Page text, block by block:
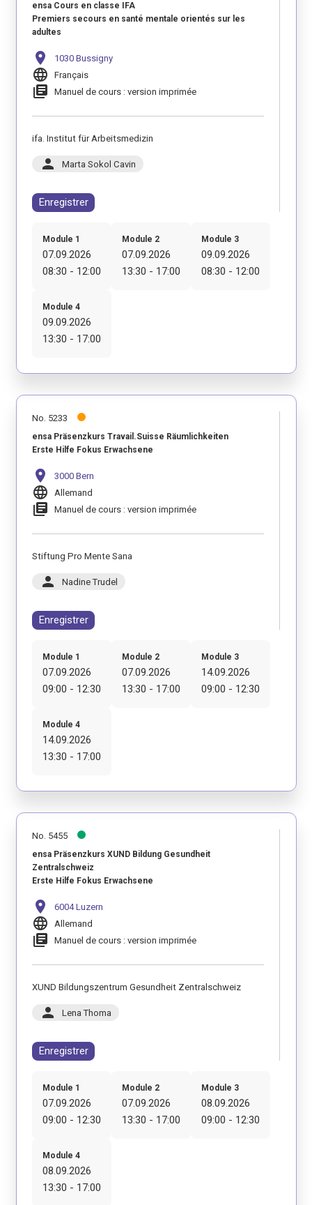
ensa Cours en classe IFA
Premiers secours en santé mentale orientés sur les
adultes
location_on 1030 Bussigny
language Français
library_books Manuel de cours : version imprimée
ifa. Institut für Arbeitsmedizin
person Marta Sokol Cavin
Enregistrer
Module 1
07.09.2026
08:30 - 12:00
Module 2
07.09.2026
13:30 - 17:00
Module 3
09.09.2026
08:30 - 12:00
Module 4
09.09.2026
13:30 - 17:00
No. 5233
ensa Präsenzkurs Travail.Suisse Räumlichkeiten
Erste Hilfe Fokus Erwachsene
location_on 3000 Bern
language Allemand
library_books Manuel de cours : version imprimée
Stiftung Pro Mente Sana
person Nadine Trudel
Enregistrer
Module 1
07.09.2026
09:00 - 12:30
Module 2
07.09.2026
13:30 - 17:00
Module 3
14.09.2026
09:00 - 12:30
Module 4
14.09.2026
13:30 - 17:00
No. 5455
ensa Präsenzkurs XUND Bildung Gesundheit
Zentralschweiz
Erste Hilfe Fokus Erwachsene
location_on 6004 Luzern
language Allemand
library_books Manuel de cours : version imprimée
XUND Bildungszentrum Gesundheit Zentralschweiz
person Lena Thoma
Enregistrer
Module 1
07.09.2026
09:00 - 12:30
Module 2
07.09.2026
13:30 - 17:00
Module 3
08.09.2026
09:00 - 12:30
Module 4
08.09.2026
13:30 - 17:00